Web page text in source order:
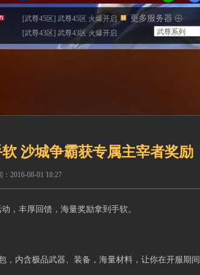
更多服务器
[武尊45区] 武尊45区 火爆开启
[武尊43区] 武尊43区 火爆开启
沙城争霸获专属主宰者奖励
2016-08-01 18:27
丰厚回馈，海量奖励拿到手软。
内含极品武器、装备，海量材料，让你在开服期